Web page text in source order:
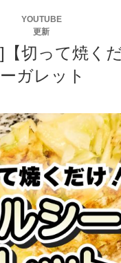
YOUTUBE
更新
【切って焼く
ガレット